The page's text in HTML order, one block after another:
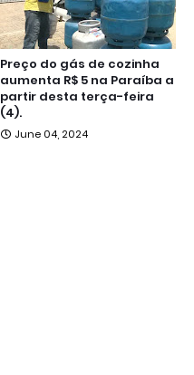
Preço do gás de cozinha
aumenta R$ 5 na Paraíba a
partir desta terça-feira
(4).
June 04, 2024